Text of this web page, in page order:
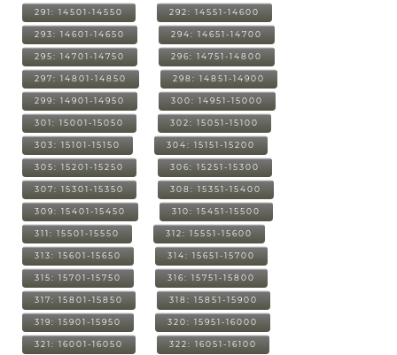
291: 14501-14550 292: 14551-14600
293: 14601-14650 294: 14651-14700
295: 14701-14750 296: 14751-14800
297: 14801-14850 298: 14851-14900
299: 14901-14950 300: 14951-15000
301: 15001-15050 302: 15051-15100
303: 15101-15150 304: 15151-15200
305: 15201-15250 306: 15251-15300
307: 15301-15350 308: 15351-15400
309: 15401-15450 310: 15451-15500
311: 15501-15550 312: 15551-15600
313: 15601-15650 314: 15651-15700
315: 15701-15750 316: 15751-15800
317: 15801-15850 318: 15851-15900
319: 15901-15950 320: 15951-16000
321: 16001-16050 322: 16051-16100